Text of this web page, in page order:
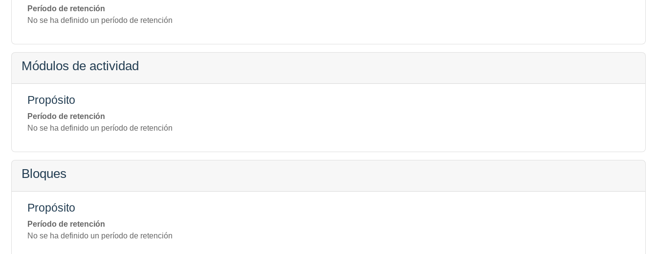
Período de retención
No se ha definido un período de retención
Módulos de actividad
Propósito
Período de retención
No se ha definido un período de retención
Bloques
Propósito
Período de retención
No se ha definido un período de retención